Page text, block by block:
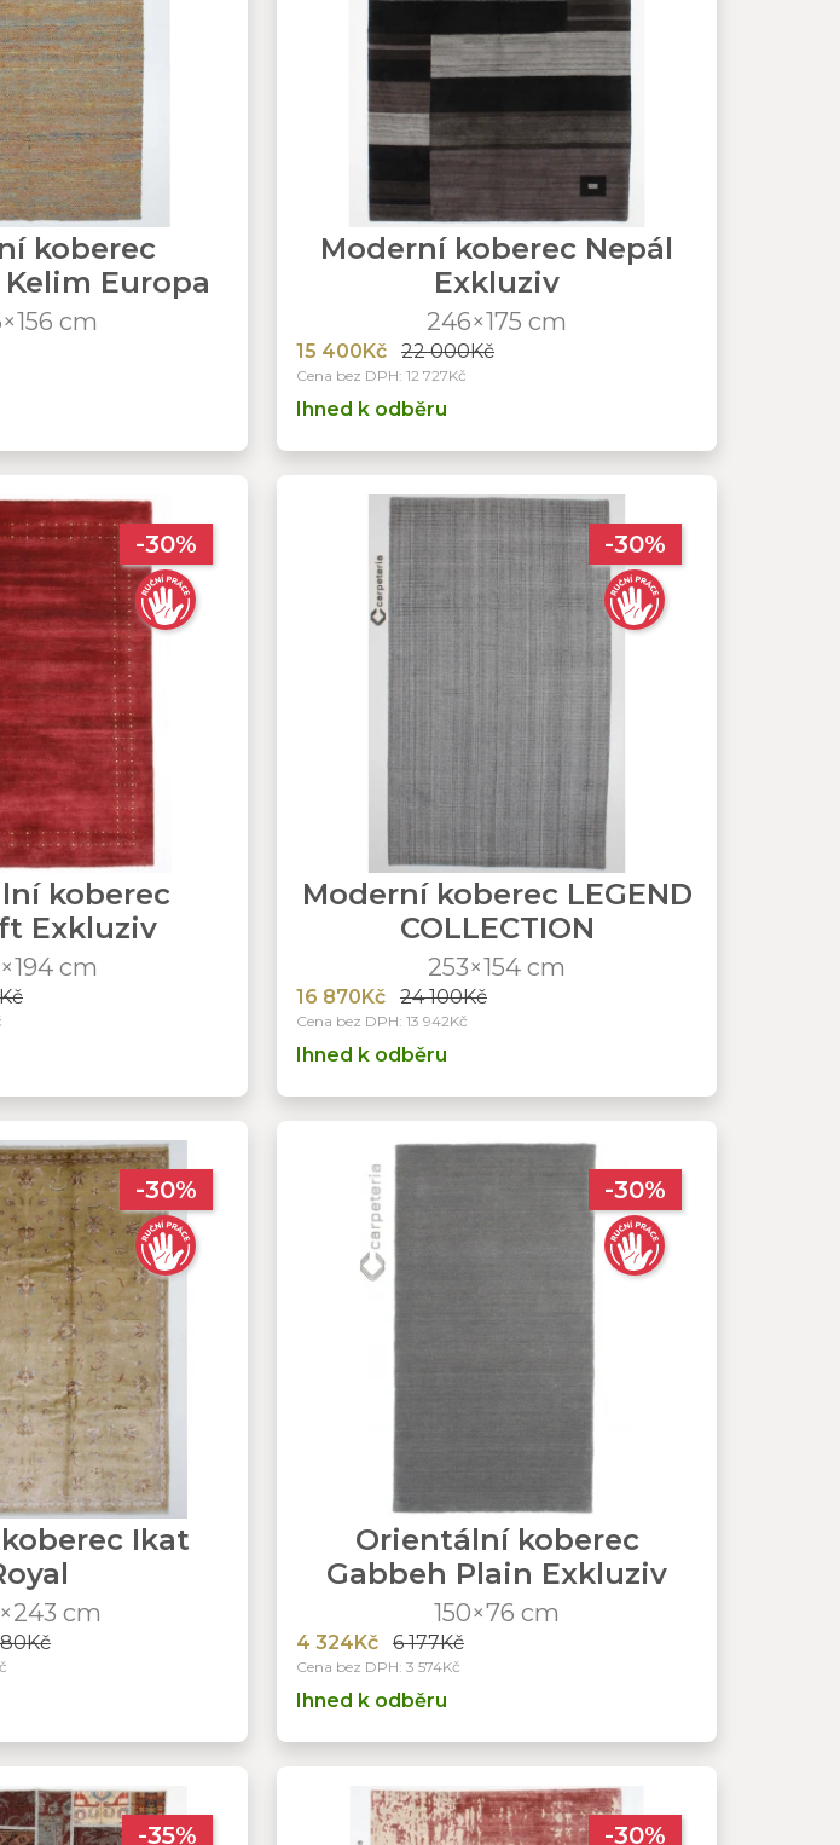
koberec
Europa
cm
Moderní koberec Nepál
Exkluziv
246×175 cm
15 400Kč 22 000Kč
Cena bez DPH: 12 727Kč
Ihned k odběru
-30%
koberec
Exkluziv
cm
-30%
Moderní koberec LEGEND
COLLECTION
253×154 cm
16 870Kč 24 100Kč
Cena bez DPH: 13 942Kč
Ihned k odběru
-30%
Ikat
cm
-30%
Orientální koberec
Gabbeh Plain Exkluziv
150×76 cm
4 324Kč 6 177Kč
Cena bez DPH: 3 574Kč
Ihned k odběru
-35% -30%